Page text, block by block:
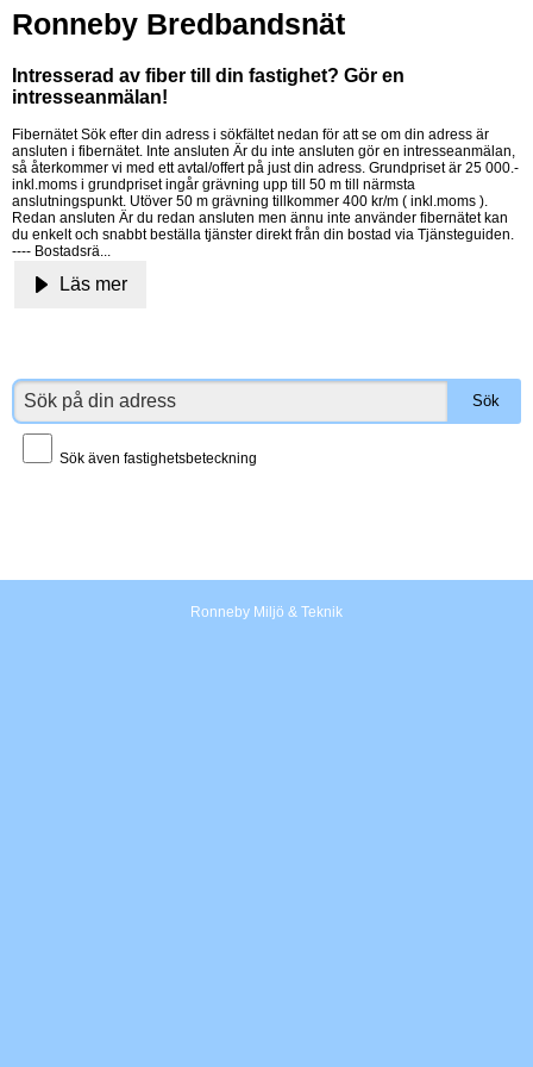
Ronneby Bredbandsnät
Intresserad av fiber till din fastighet? Gör en
intresseanmälan!
Fibernätet Sök efter din adress i sökfältet nedan för att se om din adress är
ansluten i fibernätet. Inte ansluten Är du inte ansluten gör en intresseanmälan,
så återkommer vi med ett avtal/offert på just din adress. Grundpriset är 25 000.-
inkl.moms i grundpriset ingår grävning upp till 50 m till närmsta
anslutningspunkt. Utöver 50 m grävning tillkommer 400 kr/m ( inkl.moms ).
Redan ansluten Är du redan ansluten men ännu inte använder fibernätet kan
du enkelt och snabbt beställa tjänster direkt från din bostad via Tjänsteguiden.
---- Bostadsrä...
Läs mer
Sök även fastighetsbeteckning
Ronneby Miljö & Teknik